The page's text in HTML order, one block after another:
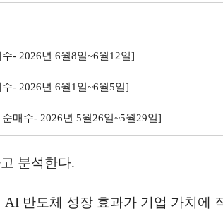
- 2026년 6월8일~6월12일]
- 2026년 6월1일~6월5일]
매수- 2026년 5월26일~5월29일]
분석한다.
반도체 성장 효과가 기업 가치에